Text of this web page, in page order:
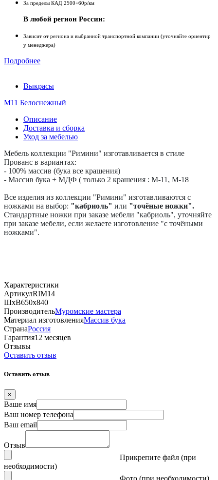
За пределы КАД 2500+60р/км
В любой регион России:
Зависит от региона и выбранной транспортной компании (уточняйте ориентир
у менеджера)
Подробнее
Выкрасы
М11 Белоснежный
Описание
Доставка и сборка
Уход за мебелью
Мебель коллекции "Римини" изготавливается в стиле
Прованс в вариантах:
- 100% массив (бука все крашения)
- Массив бука + МДФ ( только 2 крашения : M-11, M-18
Все изделия из коллекции "Римини" изготавливаются с
ножками на выбор: "кабриоль" или "точёные ножки".
Стандартные ножки при заказе мебели "кабриоль", уточняйте
при заказе мебели, если желаете изготовление "с точёными
ножками".
Характеристики
АртикулRIM14
ШхВ650х840
ПроизводительМуромские мастера
Материал изготовленияМассив бука
СтранаРоссия
Гарантия12 месяцев
Отзывы
Оставить отзыв
Оставить отзыв
×
Ваше имя
Ваш номер телефона
Ваш email
Отзыв
Прикрепите файл (при
необходимости)
Фото (при необходимости)